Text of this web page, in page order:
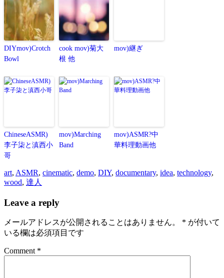
DIYmov)Crotch
Bowl
cook mov)菊大
根 他
mov)継ぎ
ChineseASMR)
李子柒と滇西小
哥
mov)Marching
Band
mov)ASMR?中
華料理動画他
art, ASMR, cinematic, demo, DIY, documentary, idea, technology,
wood, 達人
Leave a reply
メールアドレスが公開されることはありません。 * が付いて
いる欄は必須項目です
Comment *